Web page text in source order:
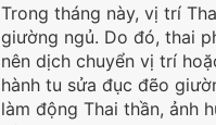
Trong tháng này, vị trí
giường ngủ. Do đó, thai
nên dịch chuyển vị trí
hành tu sửa đục đẽo
làm động Thai thần, ảnh